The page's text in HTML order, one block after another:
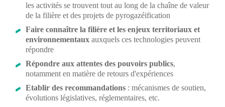
les activités se trouvent tout au long de la chaîne de valeur
de la filière et des projets de pyrogazéification
Faire connaître la filière et les enjeux territoriaux et
environnementaux auxquels ces technologies peuvent
répondre
Répondre aux attentes des pouvoirs publics,
notamment en matière de retours d'expériences
Etablir des recommandations : mécanismes de soutien,
évolutions législatives, réglementaires, etc.